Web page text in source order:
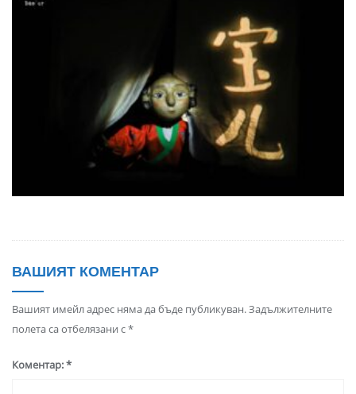
ВАШИЯТ КОМЕНТАР
Вашият имейл адрес няма да бъде публикуван.Задължителните
полета са отбелязани с*
Коментар:*